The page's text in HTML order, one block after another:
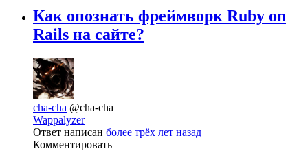
Как опознать фреймворк Ruby on
Rails на сайте?
cha-cha @cha-cha
Wappalyzer
Ответ написан более трёх лет назад
Комментировать